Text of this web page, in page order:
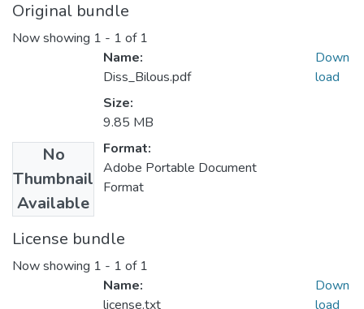
Original bundle
Now showing 1 - 1 of 1
No
Thumbnail
Available
Name:
Diss_Bilous.pdf
Size:
9.85 MB
Format:
Adobe Portable Document
Format
Down
load
License bundle
Now showing 1 - 1 of 1
Name:
license.txt
Down
load